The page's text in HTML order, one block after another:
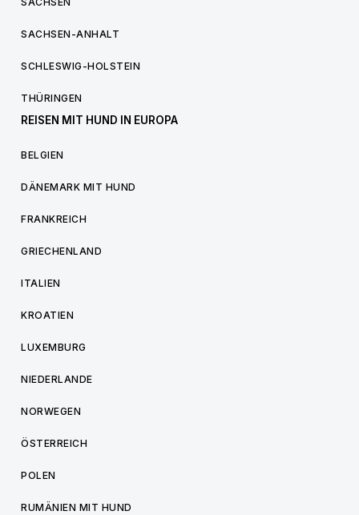
SACHSEN-ANHALT
SCHLESWIG-HOLSTEIN
THÜRINGEN
REISEN MIT HUND IN EUROPA
BELGIEN
DÄNEMARK MIT HUND
FRANKREICH
GRIECHENLAND
ITALIEN
KROATIEN
LUXEMBURG
NIEDERLANDE
NORWEGEN
ÖSTERREICH
POLEN
RUMÄNIEN MIT HUND